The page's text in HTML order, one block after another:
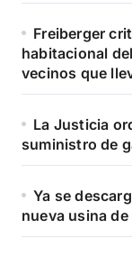
Freiberger
habitacional
vecinos que
La Justicia
suministro de
Ya se
nueva usina